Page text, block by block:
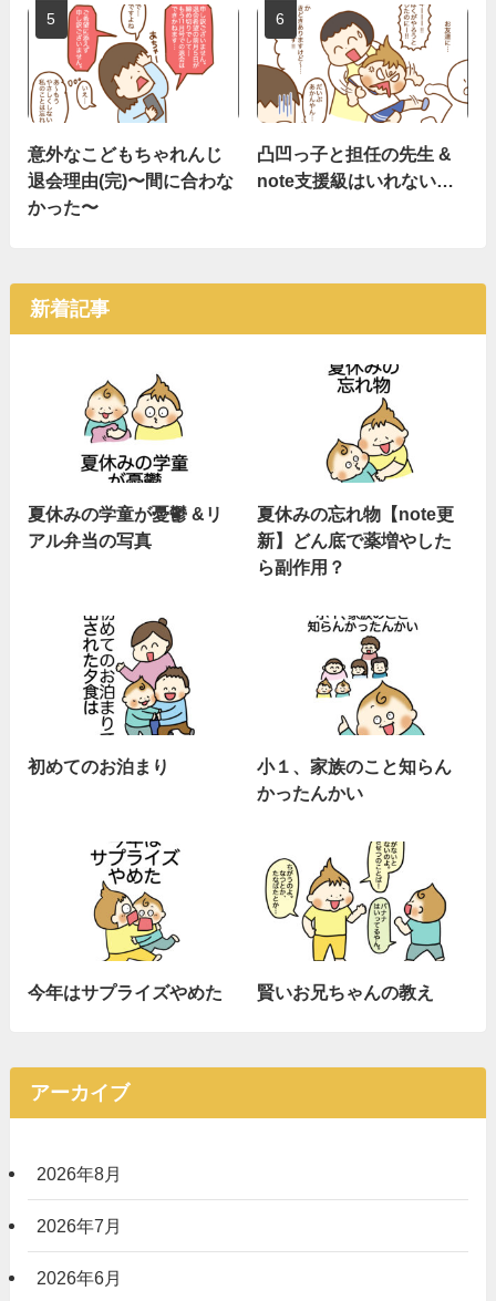
意外なこどもちゃれんじ
退会理由(完)〜間に合わな
かった〜
凸凹っ子と担任の先生 &
note支援級はいれない…
新着記事
夏休みの学童が憂鬱 &リ
アル弁当の写真
夏休みの忘れ物【note更
新】どん底で薬増やした
ら副作用？
初めてのお泊まり
小１、家族のこと知らん
かったんかい
今年はサプライズやめた 賢いお兄ちゃんの教え
アーカイブ
2026年8月
2026年7月
2026年6月